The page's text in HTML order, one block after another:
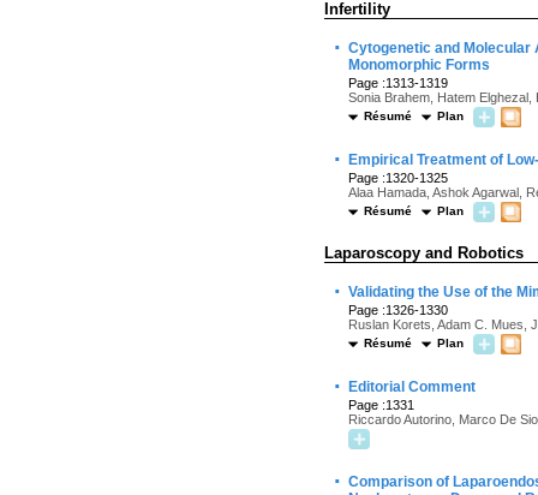
Infertility
· Cytogenetic and Molecular
Monomorphic Forms
Page :1313-1319
Sonia Brahem, Hatem Elghezal,
Résumé Plan
· Empirical Treatment of
Page :1320-1325
Alaa Hamada, Ashok Agarwal,
Résumé Plan
Laparoscopy and Robotics
· Validating the Use of the
Page :1326-1330
Ruslan Korets, Adam C. Mues,
Résumé Plan
· Editorial Comment
Page :1331
Riccardo Autorino, Marco De Sio
· Comparison of